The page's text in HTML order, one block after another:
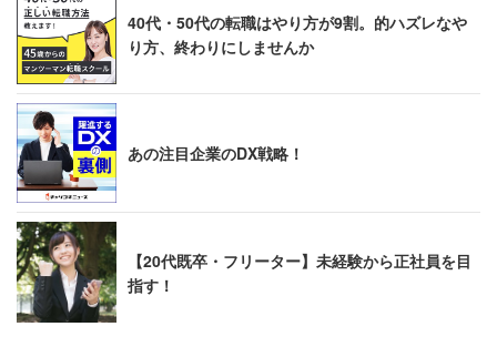
た。
40代・50代の転職はやり方が9割。的ハズレなや
り方、終わりにしませんか
あの注目企業のDX戦略！
【20代既卒・フリーター】未経験から正社員を目
指す！